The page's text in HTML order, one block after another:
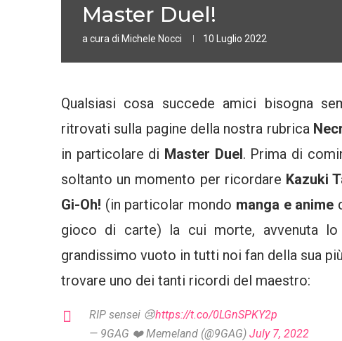
Master Duel!
a cura di Michele Nocci 10 Luglio 2022
Qualsiasi cosa succede amici bisogna
ritrovati sulla pagine della nostra rubrica
in particolare di Master Duel. Prima di
soltanto un momento per ricordare Kazuki
Gi-Oh! (in particolar mondo manga e anime
gioco di carte) la cui morte, avvenuta
grandissimo vuoto in tutti noi fan della sua
trovare uno dei tanti ricordi del maestro:
RIP sensei 😢https://t.co/0LGnSPKY2p
— 9GAG ❤️ Memeland (@9GAG) July 7, 2022